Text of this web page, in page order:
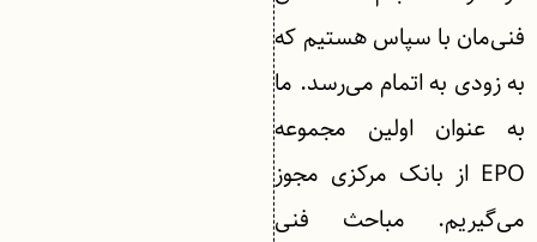
فنی‌مان با سپاس هستیم که
به زودی به اتمام می‌رسد. ما
به عنوان اولین مجموعه
EPO از بانک مرکزی مجوز
می‌گیریم. مباحث فنی